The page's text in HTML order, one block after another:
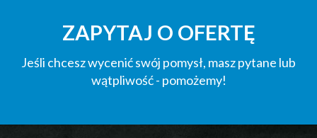
ZAPYTAJ O OFERTĘ
Jeśli chcesz wycenić swój pomysł, masz pytane lub
wątpliwość - pomożemy!